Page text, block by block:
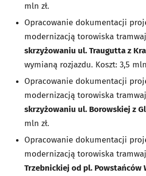
mln zł.
Opracowanie dokumentacji
modernizacją torowiska
skrzyżowaniu ul. Traugutta z
wymianą rozjazdu. Koszt: 3,5 mln
Opracowanie dokumentacji
modernizacją torowiska
skrzyżowaniu ul. Borowskiej z
mln zł.
Opracowanie dokumentacji
modernizacją torowiska
Trzebnickiej od pl. Powstańców